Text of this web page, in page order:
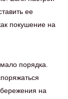
ее
покушение на
порядка.
на